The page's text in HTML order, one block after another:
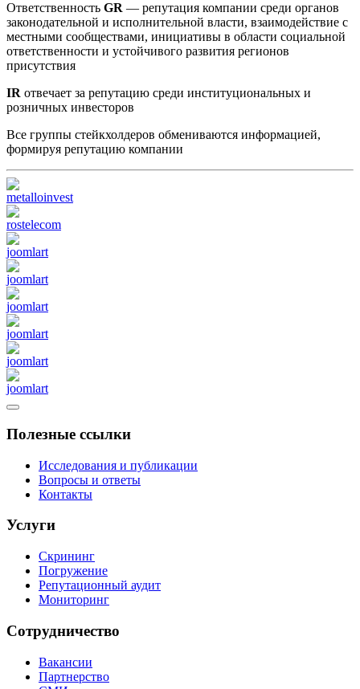
Ответственность GR — репутация компании среди органов
законодательной и исполнительной власти, взаимодействие с
местными сообществами, инициативы в области социальной
ответственности и устойчивого развития регионов
присутствия
IR отвечает за репутацию среди институциональных и
розничных инвесторов
Все группы стейкхолдеров обмениваются информацией,
формируя репутацию компании
Полезные ссылки
Исследования и публикации
Вопросы и ответы
Контакты
Услуги
Скрининг
Погружение
Репутационный аудит
Мониторинг
Сотрудничество
Вакансии
Партнерство